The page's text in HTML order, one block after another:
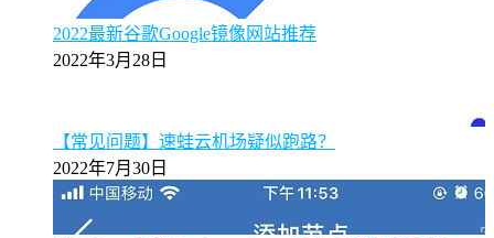
2022最新谷歌Google镜像网站推荐
2022年3月28日
【常见问题】速蛙云机场疑似跑路？
2022年7月30日